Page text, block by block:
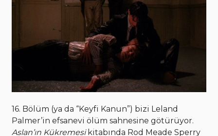
16. Bölüm (ya da “Keyfi Kanun”) bizi Leland
Palmer’in efsanevi ölüm sahnesine götürüyor.
Aslan’ın Kükremesikitabında Rod Meade Sperry